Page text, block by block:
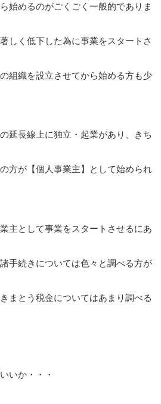
始めるのがごくごく一般的でありま
しく低下した為に事業をスタートさ
組織を設立させてから始める方も少
延長線上に独立・起業があり、きち
方が【個人事業主】として始められ
主として事業をスタートさせるにあ
手続きについては色々と調べる方が
まとう税金についてはあまり調べる
いか・・・